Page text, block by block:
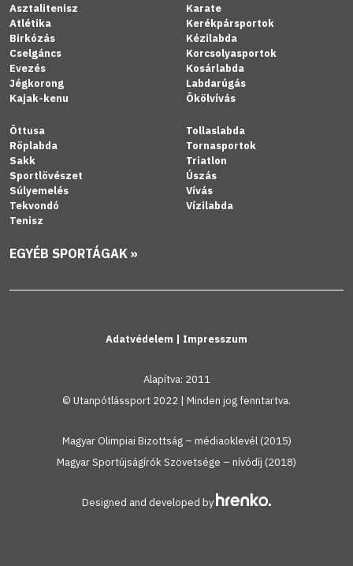
Asztalitenisz
Atlétika
Birkózás
Cselgáncs
Evezés
Jégkorong
Kajak-kenu
Karate
Kerékpársportok
Kézilabda
Korcsolyasportok
Kosárlabda
Labdarúgás
Ökölvívás
Öttusa
Röplabda
Sakk
Sportlövészet
Súlyemelés
Tekvondó
Tenisz
Tollaslabda
Tornasportok
Triatlon
Úszás
Vívás
Vízilabda
EGYÉB SPORTÁGAK »
Adatvédelem | Impresszum
Alapítva: 2011
© Utanpótlássport 2022 | Minden jog fenntartva.
Magyar Olimpiai Bizottság – médiaoklevél (2015)
Magyar Sportújságírók Szövetsége – nívódíj (2018)
Designed and developed by